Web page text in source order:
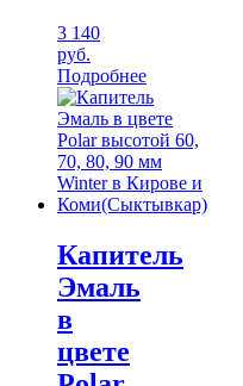
3 140
руб.
Подробнее
Капитель
Эмаль
в
цвете